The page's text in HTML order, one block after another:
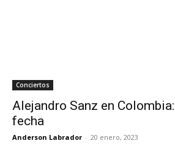
Conciertos
Alejandro Sanz en
fecha
Anderson Labrador - 20 enero, 2023